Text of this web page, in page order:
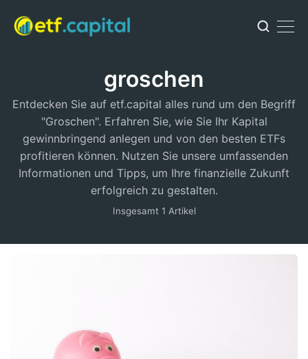
groschen
Entdecken Sie auf etf.capital alles rund um den Begriff
"Groschen". Erfahren Sie, wie Sie Ihr Kapital
gewinnbringend anlegen und von den besten ETFs
profitieren können. Nutzen Sie unsere umfassenden
Informationen und Tipps, um Ihre finanzielle Zukunft
erfolgreich zu gestalten.
Insgesamt 1 Artikel